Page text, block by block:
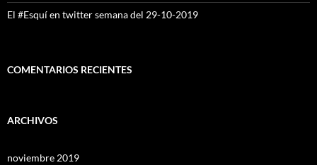
El #Esquí en twitter semana del 29-10-2019
COMENTARIOS RECIENTES
ARCHIVOS
noviembre 2019